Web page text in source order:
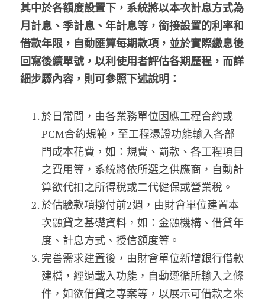
其中於各額度設置下，系統將以本次計息方式為
月計息、季計息、年計息等，銜接設置的利率和
借款年限，自動匯算每期款項，並於實際繳息後
回寫後續單號，以利使用者評估各期歷程，而詳
細步驟內容，則可參照下述說明：
於日常間，由各業務單位因應工程合約或
PCM合約規範，至工程憑證功能輸入各部
門成本花費，如：規費、罰款、各工程項目
之費用等，系統將依所選之供應商，自動計
算欲代扣之所得稅或二代健保或營業稅。
於估驗款項撥付前2週，由財會單位建置本
次融貸之基礎資料，如：金融機構、借貸年
度、計息方式、授信額度等。
完善需求建置後，由財會單位新增銀行借款
建檔，經過載入功能，自動遵循所輸入之條
件，如欲借貸之專案等，以展示可借款之來